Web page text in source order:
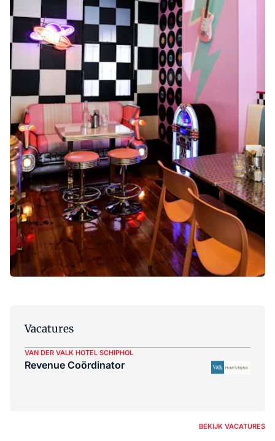
Vacatures
VAN DER VALK HOTEL SCHIPHOL
Revenue Coördinator
BEKIJK VACATURES